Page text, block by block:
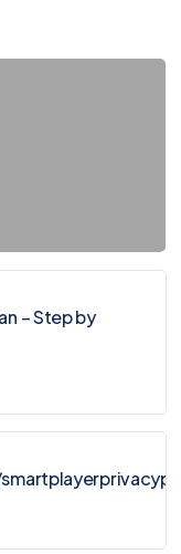
– Step by